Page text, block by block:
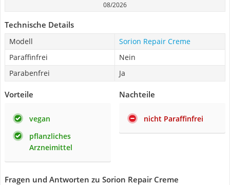
08/2026
Technische Details
Modell
Sorion Repair Creme
Paraffinfrei
Nein
Parabenfrei
Ja
Vorteile
vegan
pflanzliches
Arzneimittel
Nachteile
nicht Paraffinfrei
Fragen und Antworten zu Sorion Repair Creme